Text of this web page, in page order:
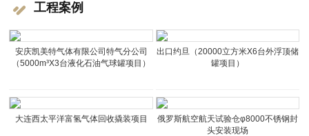
工程案例
安庆凯美特气体有限公司特气分公司
（5000m³X3台液化石油气球罐项目）
出口约旦（20000立方米X6台外浮顶储
罐项目）
大连西太平洋富氢气体回收撬装项目
俄罗斯航空航天试验仓φ8000不锈钢封
头安装现场